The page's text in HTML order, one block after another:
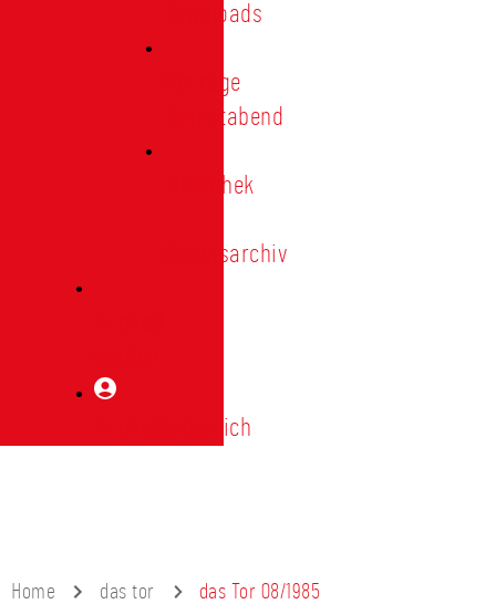
Downloads
Vorträge
Heimatabend
Bibliothek
Vereinsarchiv
Mitgliederbereich
Home das tor das Tor 08/1985